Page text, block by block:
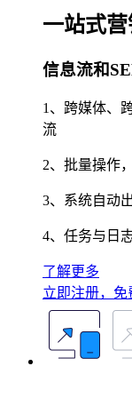
一站式
信息流和
1、跨媒体、
流
2、批量操作
3、系统自动
4、任务与日
了解更多
立即注册，免